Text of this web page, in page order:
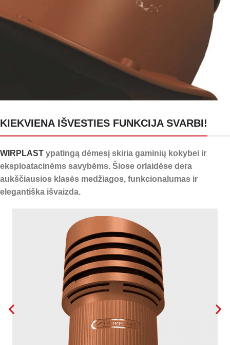
24 kanalai kondensatui
nuleisti
KIEKVIENA IŠVESTIES FUNKCIJA SVARBI!
WIRPLAST ypatingą dėmesį skiria gaminių kokybei ir
eksploatacinėms savybėms. Šiose orlaidėse dera
aukščiausios klasės medžiagos, funkcionalumas ir
elegantiška išvaizda.